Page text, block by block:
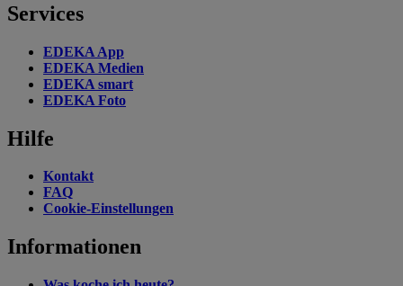
Services
EDEKA App
EDEKA Medien
EDEKA smart
EDEKA Foto
Hilfe
Kontakt
FAQ
Cookie-Einstellungen
Informationen